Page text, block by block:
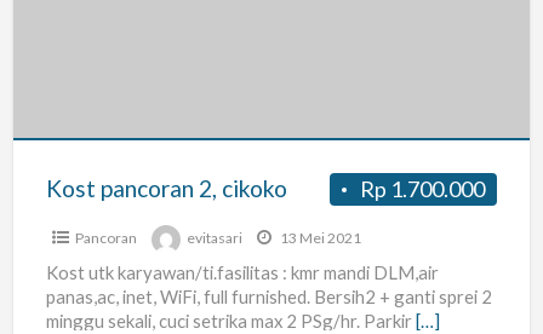
Rp 1.700.000
Kost pancoran 2, cikoko
Pancoran evitasari 13 Mei 2021
Kost utk karyawan/ti.fasilitas : kmr mandi DLM,air
panas,ac, inet, WiFi, full furnished. Bersih2 + ganti sprei 2
minggu sekali, cuci setrika max 2 PSg/hr. Parkir[…]